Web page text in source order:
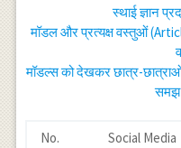
स्थाई ज्ञान
मॉडल और प्रत्यक्ष वस्तुओं
मॉडल्स को देखकर छात्र-
समझ
No. Social Media